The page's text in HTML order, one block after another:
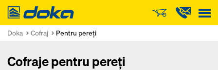
Doka
Doka Cofraj Pentru pereţi
Cofraje pentru pereţi